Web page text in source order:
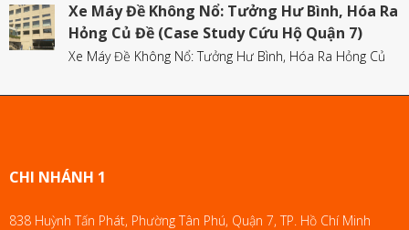
Xe Máy Đề Không Nổ: Tưởng Hư Bình, Hóa Ra
Hỏng Củ Đề (Case Study Cứu Hộ Quận 7)
Xe Máy Đề Không Nổ: Tưởng Hư Bình, Hóa Ra Hỏng Củ
CHI NHÁNH 1
838 Huỳnh Tấn Phát, Phường Tân Phú, Quận 7, TP. Hồ Chí Minh